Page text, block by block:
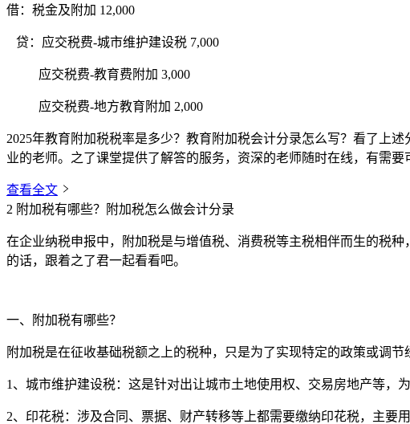
借：税金及附加 12,000
贷：应交税费-城市维护建设税 7,000
应交税费-教育费附加 3,000
应交税费-地方教育附加 2,000
2025年教育附加税税率是多少？教育附加税会计分录怎么写？看了上
业的老师。之了课堂提供了解答的服务，资深的老师随时在线，有需要
查看全文
2 附加税有哪些？附加税怎么做会计分录
在企业纳税申报中，附加税是与增值税、消费税等主税相伴而生的税
的话，跟着之了君一起看看吧。
一、 附加税有哪些？
附加税是在征收基础税额之上的税种，只是为了实现特定的政策或调
1、城市维护建设税：这是针对出让城市土地使用权、交易房地产等，
2、印花税：涉及合同、票据、财产转移等上都需要缴纳印花税，主要